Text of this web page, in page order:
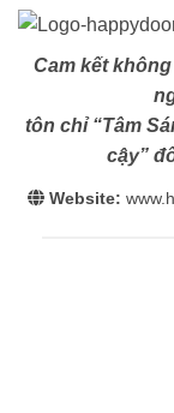
Cam kết
tôn chỉ “Tâm
cậy”
Website: